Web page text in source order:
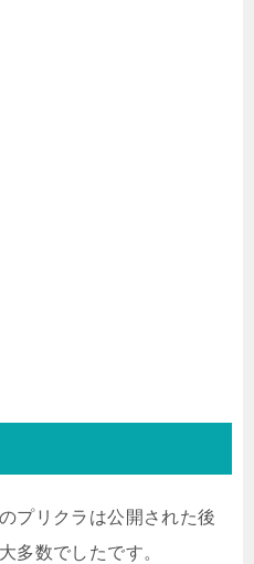
プリクラは公開された後
多数でしたです。